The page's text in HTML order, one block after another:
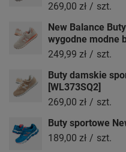
269,00 zł / szt.
New Balance
wygodne modne
249,99 zł / szt.
Buty damskie
[WL373SQ2]
269,00 zł / szt.
Buty sportowe
189,00 zł / szt.